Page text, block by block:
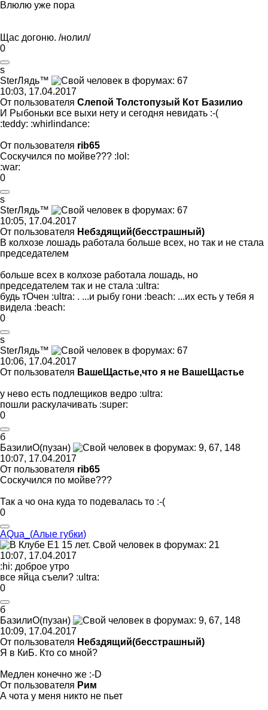
Влюлю уже пора
Щас догоню. /нолил/
0
s
SterЛядь™
10:03, 17.04.2017
От пользователя Слепой Толстопузый Кот Базилио
И Рыбоньки все выхи нету и сегодня невидать :-(
:teddy: :whirlindance:
От пользователя rib65
Соскучился по мойве??? :lol:
:war:
0
s
SterЛядь™
10:05, 17.04.2017
От пользователя Небздящий(бесстрашный)
В колхозе лошадь работала больше всех, но так и не стала
председателем
больше всех в колхозе работала лошадь, но
председателем так и не стала :ultra:
будь тОчен :ultra: . ...и рыбу гони :beach: ...их есть у тебя я
видела :beach:
0
s
SterЛядь™
10:06, 17.04.2017
От пользователя ВашеЩастье,что я не ВашеЩастье
у нево есть подлещиков ведро :ultra:
пошли раскулачивать :super:
0
б
БазилиО(пузан)
10:07, 17.04.2017
От пользователя rib65
Соскучился по мойве???
Так а чо она куда то подевалась то :-(
0
AQua_(Алые губки)
10:07, 17.04.2017
:hi: доброе утро
все яйца съели? :ultra:
0
б
БазилиО(пузан)
10:09, 17.04.2017
От пользователя Небздящий(бесстрашный)
Я в КиБ. Кто со мной?
Медлен конечно же :-D
От пользователя Рим
А чота у меня никто не пьет